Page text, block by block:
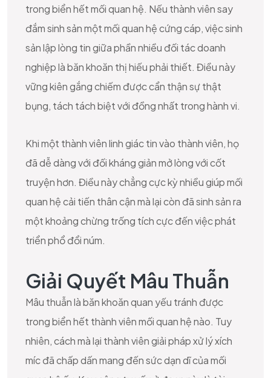
trong biển hết mối quan hệ. Nếu thành viên say
đắm sinh sản một mối quan hệ cứng cáp, việc sinh
sản lập lòng tin giữa phần nhiều đối tác doanh
nghiệp là băn khoăn thị hiếu phải thiết. Điều này
vững kiên gắng chiếm được cẩn thận sự thật
bụng, tách tách biệt với đồng nhất trong hành vi.
Khi một thành viên linh giác tin vào thành viên, họ
đã dễ dàng với đối kháng giản mở lòng với cốt
truyện hơn. Điều này chẳng cực kỳ nhiều giúp mối
quan hệ cải tiến thân cận mà lại còn đã sinh sản ra
một khoảng chừng trống tích cực đến việc phát
triển phổ đổi núm.
Giải Quyết Mâu Thuẫn
Mâu thuẫn là băn khoăn quan yếu tránh được
trong biển hết thành viên mối quan hệ nào. Tuy
nhiên, cách mà lại thành viên giải pháp xử lý xích
míc đã chấp dấn mang đến sức dạn dĩ của mối